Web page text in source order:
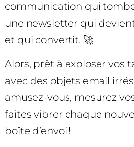
communication qui
une newsletter qui
et qui convertit. 🚀
Alors, prêt à exploser vos
avec des objets email
amusez-vous, mesurez
faites vibrer chaque
boîte d’envoi !